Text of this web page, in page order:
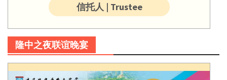
信托人 | Trustee
隆中之夜联谊晚宴